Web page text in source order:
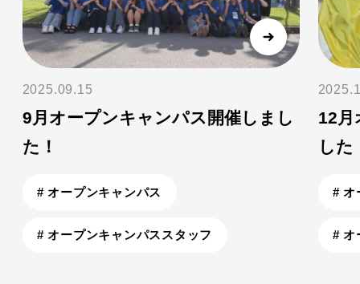
2025.09.15
9月オープンキャンパス開催しまし
た！
# オープンキャンパス
# オープンキャンパススタッフ
12月
した
# オ
# オ